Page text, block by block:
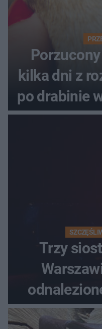
kilka dni z
po drabinie
Trzy